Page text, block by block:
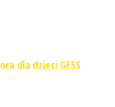
dla dzieci GESS